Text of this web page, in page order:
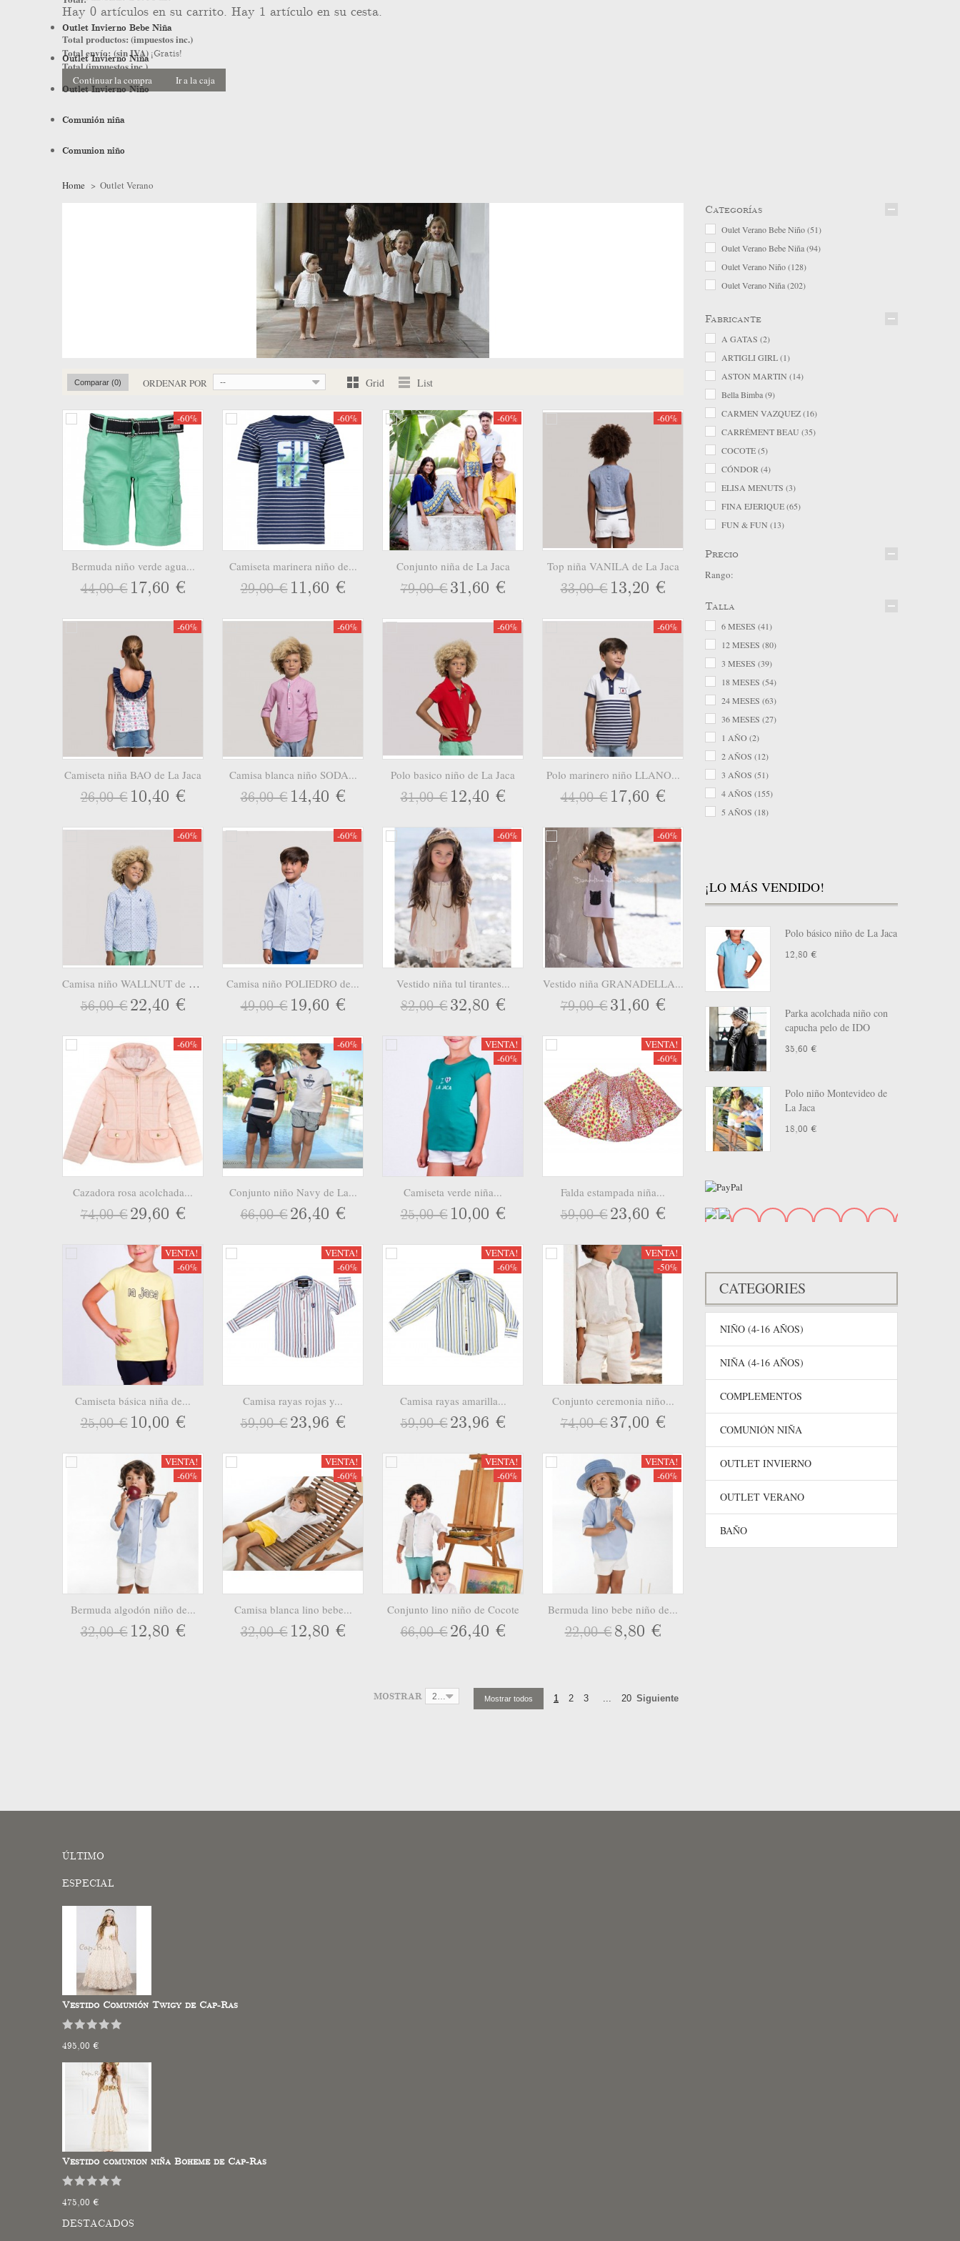
Hay 0 artículos en su carrito. Hay 1 artículo en su cesta.
Total productos: (impuestos inc.)
Total envío: (sin IVA) ¡Gratis!
Total (impuestos inc.)
Continuar la compra Ir a la caja
Outlet Invierno Bebe Niña
Outlet Invierno Niña
Outlet Invierno Niño
Comunión niña
Comunion niño
Home > Outlet Verano
Comparar (0) ORDENAR POR -- Grid List
-60%
Bermuda niño verde agua...
44,00 € 17,60 €
-60%
Camiseta marinera niño de...
29,00 € 11,60 €
-60%
Conjunto niña de La Jaca
79,00 €31,60 €
-60%
Top niña VANILA de La Jaca
33,00 € 13,20 €
-60%
Camiseta niña BAO de La Jaca
26,00 € 10,40 €
-60%
Camisa blanca niño SODA...
36,00 € 14,40 €
-60%
Polo basico niño de La Jaca
31,00 € 12,40 €
-60%
Polo marinero niño LLANO...
44,00 € 17,60 €
-60%
Camisa niño WALLNUT de La...
56,00 €22,40 €
-60%
Camisa niño POLIEDRO de...
49,00 € 19,60 €
-60%
Vestido niña tul tirantes...
82,00 €32,80 €
-60%
Vestido niña GRANADELLA...
79,00 €31,60 €
-60%
Cazadora rosa acolchada...
74,00 €29,60 €
-60%
Conjunto niño Navy de La...
66,00 €26,40 €
VENTA!
-60%
Camiseta verde niña...
25,00 € 10,00 €
VENTA!
-60%
Falda estampada niña...
59,00 €23,60 €
VENTA!
-60%
Camiseta básica niña de...
25,00 € 10,00 €
VENTA!
-60%
Camisa rayas rojas y...
59,90 €23,96 €
VENTA!
-60%
Camisa rayas amarilla...
59,90 €23,96 €
VENTA!
-50%
Conjunto ceremonia niño...
74,00 €37,00 €
VENTA!
-60%
Bermuda algodón niño de...
32,00 € 12,80 €
VENTA!
-60%
Camisa blanca lino bebe...
32,00 € 12,80 €
VENTA!
-60%
Conjunto lino niño de Cocote
66,00 €26,40 €
VENTA!
-60%
Bermuda lino bebe niño de...
22,00 €8,80 €
MOSTRAR 24 1 2 3 ... 20 Siguiente
Categorías
Oulet Verano Bebe Niño(51)
Oulet Verano Bebe Niña(94)
Oulet Verano Niño(128)
Oulet Verano Niña(202)
Fabricante
A GATAS (2)
ARTIGLI GIRL(1)
ASTON MARTIN (14)
Bella Bimba(9)
CARMEN VAZQUEZ(16)
CARRÉMENT BEAU (35)
COCOTE(5)
CÓNDOR (4)
ELISA MENUTS (3)
FINA EJERIQUE(65)
FUN & FUN (13)
LCEE
Precio
Rango:
Talla
6 MESES (41)
12 MESES (80)
3 MESES (39)
18 MESES (54)
24 MESES (63)
36 MESES (27)
1 AÑO (2)
2 AÑOS (12)
3 AÑOS (51)
4 AÑOS (155)
5 AÑOS (18)
10 AÑOS(237)
12 AÑOS(202)
16 AÑOS
0 MESES(6)
1 MES(16)
3-6 MESES(4)
9-12 MESES
12-18 MESES
6-9 MESES(6)
18 AÑOS(6)
9 AÑOS(0)
11 AÑOS(0)
T1(0)
T.U(0)
¡LO MÁS VENDIDO!
Polo básico niño de La Jaca
12,80 €
Parka acolchada niño con
capucha pelo de IDO
35,60 €
Polo niño Montevideo de
La Jaca
18,00 €
CATEGORIES
NIÑO (4-16 AÑOS)
NIÑA (4-16 AÑOS)
COMPLEMENTOS
COMUNIÓN NIÑA
OUTLET INVIERNO
OUTLET VERANO
BAÑO
ÚLTIMO
ESPECIAL
Vestido Comunión Twigy de Cap-Ras
495,00 €
Vestido comunion niña Boheme de Cap-Ras
475,00 €
DESTACADOS